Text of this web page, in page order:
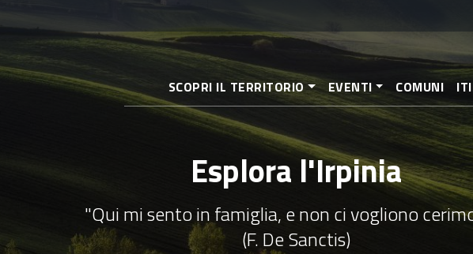
al
contenuto
SCOPRI IL TERRITORIO EVENTI COMUNI
Esplora l'Irpinia
"Qui mi sento in famiglia, e non ci vogliono
(F. De Sanctis)